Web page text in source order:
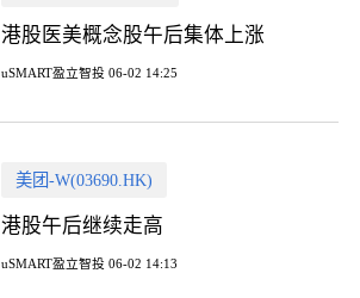
港股医美概念股午后集体上涨
uSMART盈立智投 06-02 14:25
美团-W(03690.HK)
港股午后继续走高
uSMART盈立智投 06-02 14:13